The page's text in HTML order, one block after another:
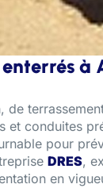
à
et conduites
pour
DRES,
en